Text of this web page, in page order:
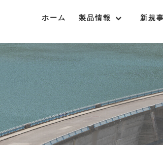
ホーム 製品情報 新規